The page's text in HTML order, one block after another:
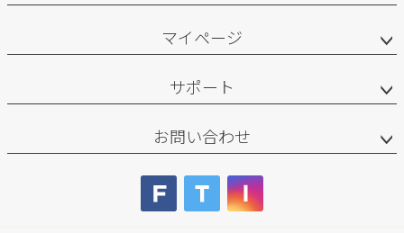
マイページ
サポート
お問い合わせ